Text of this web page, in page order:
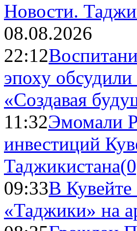
Новости.
08.08.2026
22:12
эпоху
«Создавая
11:32Эмомали
инвестиций
Таджикистана
09:33В Кувейте
«Таджики» на